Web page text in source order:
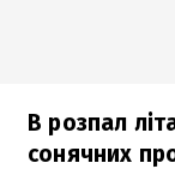
В розпал
сонячних